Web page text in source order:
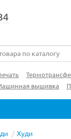
вышивка
Худи